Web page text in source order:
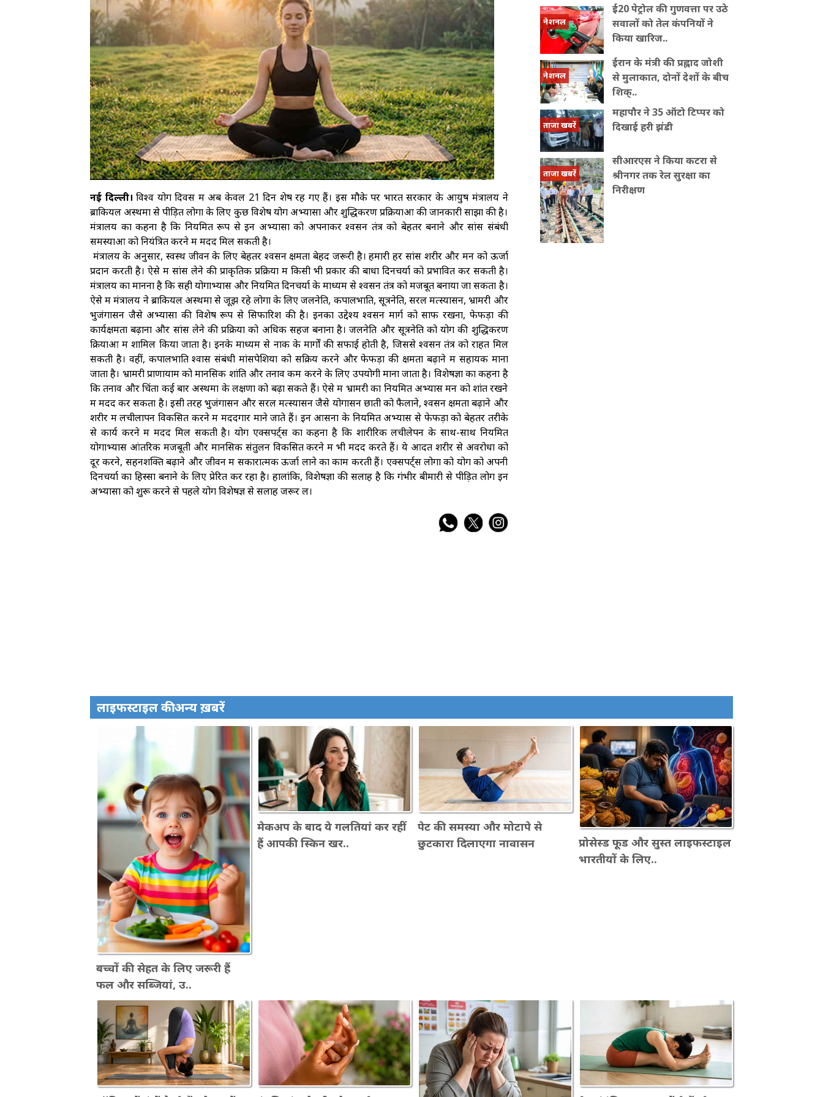
नई दिल्ली। विश्व योग दिवस में अब केवल 21 दिन शेष रह गए हैं। इस मौके पर भारत सरकार के आयुष मंत्रालय ने
ब्रोंकियल अस्थमा से पीड़ित लोगों के लिए कुछ विशेष योग अभ्यासों और शुद्धिकरण प्रक्रियाओं की जानकारी साझा की है।
मंत्रालय का कहना है कि नियमित रूप से इन अभ्यासों को अपनाकर श्वसन तंत्र को बेहतर बनाने और सांस संबंधी
समस्याओं को नियंत्रित करने में मदद मिल सकती है।
मंत्रालय के अनुसार, स्वस्थ जीवन के लिए बेहतर श्वसन क्षमता बेहद जरूरी है। हमारी हर सांस शरीर और मन को ऊर्जा
प्रदान करती है। ऐसे में सांस लेने की प्राकृतिक प्रक्रिया में किसी भी प्रकार की बाधा दिनचर्या को प्रभावित कर सकती है।
मंत्रालय का मानना है कि सही योगाभ्यास और नियमित दिनचर्या के माध्यम से श्वसन तंत्र को मजबूत बनाया जा सकता है।
ऐसे में मंत्रालय ने ब्रोंकियल अस्थमा से जूझ रहे लोगों के लिए जलनेति, कपालभाति, सूत्रनेति, सरल मत्स्यासन, भ्रामरी और
भुजंगासन जैसे अभ्यासों की विशेष रूप से सिफारिश की है। इनका उद्देश्य श्वसन मार्ग को साफ रखना, फेफड़ों की
कार्यक्षमता बढ़ाना और सांस लेने की प्रक्रिया को अधिक सहज बनाना है। जलनेति और सूत्रनेति को योग की शुद्धिकरण
क्रियाओं में शामिल किया जाता है। इनके माध्यम से नाक के मार्गों की सफाई होती है, जिससे श्वसन तंत्र को राहत मिल
सकती है। वहीं, कपालभाति श्वास संबंधी मांसपेशियों को सक्रिय करने और फेफड़ों की क्षमता बढ़ाने में सहायक माना
जाता है। भ्रामरी प्राणायाम को मानसिक शांति और तनाव कम करने के लिए उपयोगी माना जाता है। विशेषज्ञों का कहना है
कि तनाव और चिंता कई बार अस्थमा के लक्षणों को बढ़ा सकते हैं। ऐसे में भ्रामरी का नियमित अभ्यास मन को शांत रखने
में मदद कर सकता है। इसी तरह भुजंगासन और सरल मत्स्यासन जैसे योगासन छाती को फैलाने, श्वसन क्षमता बढ़ाने और
शरीर में लचीलापन विकसित करने में मददगार माने जाते हैं। इन आसनों के नियमित अभ्यास से फेफड़ों को बेहतर तरीके
से कार्य करने में मदद मिल सकती है। योग एक्सपर्ट्स का कहना है कि शारीरिक लचीलेपन के साथ-साथ नियमित
योगाभ्यास आंतरिक मजबूती और मानसिक संतुलन विकसित करने में भी मदद करते हैं। ये आदतें शरीर से अवरोधों को
दूर करने, सहनशक्ति बढ़ाने और जीवन में सकारात्मक ऊर्जा लाने का काम करती हैं। एक्सपर्ट्स लोगों को योग को अपनी
दिनचर्या का हिस्सा बनाने के लिए प्रेरित कर रहा है। हालांकि, विशेषज्ञों की सलाह है कि गंभीर बीमारी से पीड़ित लोग इन
अभ्यासों को शुरू करने से पहले योग विशेषज्ञ से सलाह जरूर लें।
नेशनल
ई20 पेट्रोल की गुणवत्ता पर उठे
सवालों को तेल कंपनियों ने
किया खारिज..
नेशनल
ईरान के मंत्री की प्रह्लाद जोशी
से मुलाकात, दोनों देशों के बीच
शिक्..
ताजा खबरें
महापौर ने 35 ऑटो टिप्पर को
दिखाई हरी झंडी
ताजा खबरें
सीआरएस ने किया कटरा से
श्रीनगर तक रेल सुरक्षा का
निरीक्षण
लाइफस्टाइल की अन्य ख़बरें
बच्चों की सेहत के लिए जरूरी हैं
फल और सब्जियां, उ..
मेकअप के बाद ये गलतियां कर रहीं
हैं आपकी स्किन खर..
पेट की समस्या और मोटापे से
छुटकारा दिलाएगा नावासन
प्रोसेस्ड फूड और सुस्त लाइफस्टाइल
भारतीयों के लिए..